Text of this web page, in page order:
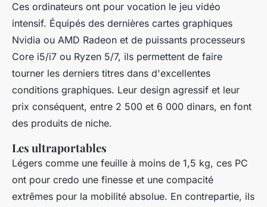
Ces ordinateurs ont pour vocation le jeu vidéo
intensif. Équipés des dernières cartes graphiques
Nvidia ou AMD Radeon et de puissants processeurs
Core i5/i7 ou Ryzen 5/7, ils permettent de faire
tourner les derniers titres dans d'excellentes
conditions graphiques. Leur design agressif et leur
prix conséquent, entre 2 500 et 6 000 dinars, en font
des produits de niche.
Les ultraportables
Légers comme une feuille à moins de 1,5 kg, ces PC
ont pour credo une finesse et une compacité
extrêmes pour la mobilité absolue. En contrepartie, ils